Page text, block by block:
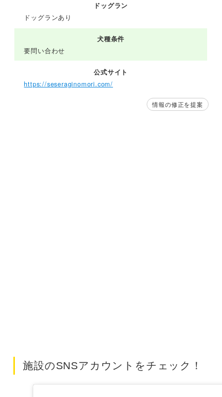
ドッグラン
ドッグランあり
犬種条件
要問い合わせ
公式サイト
https://seseraginomori.com/
情報の修正を提案
施設のSNSアカウントをチェック！